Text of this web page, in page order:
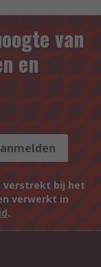
van
en
verstrekt bij het
verwerkt in
.